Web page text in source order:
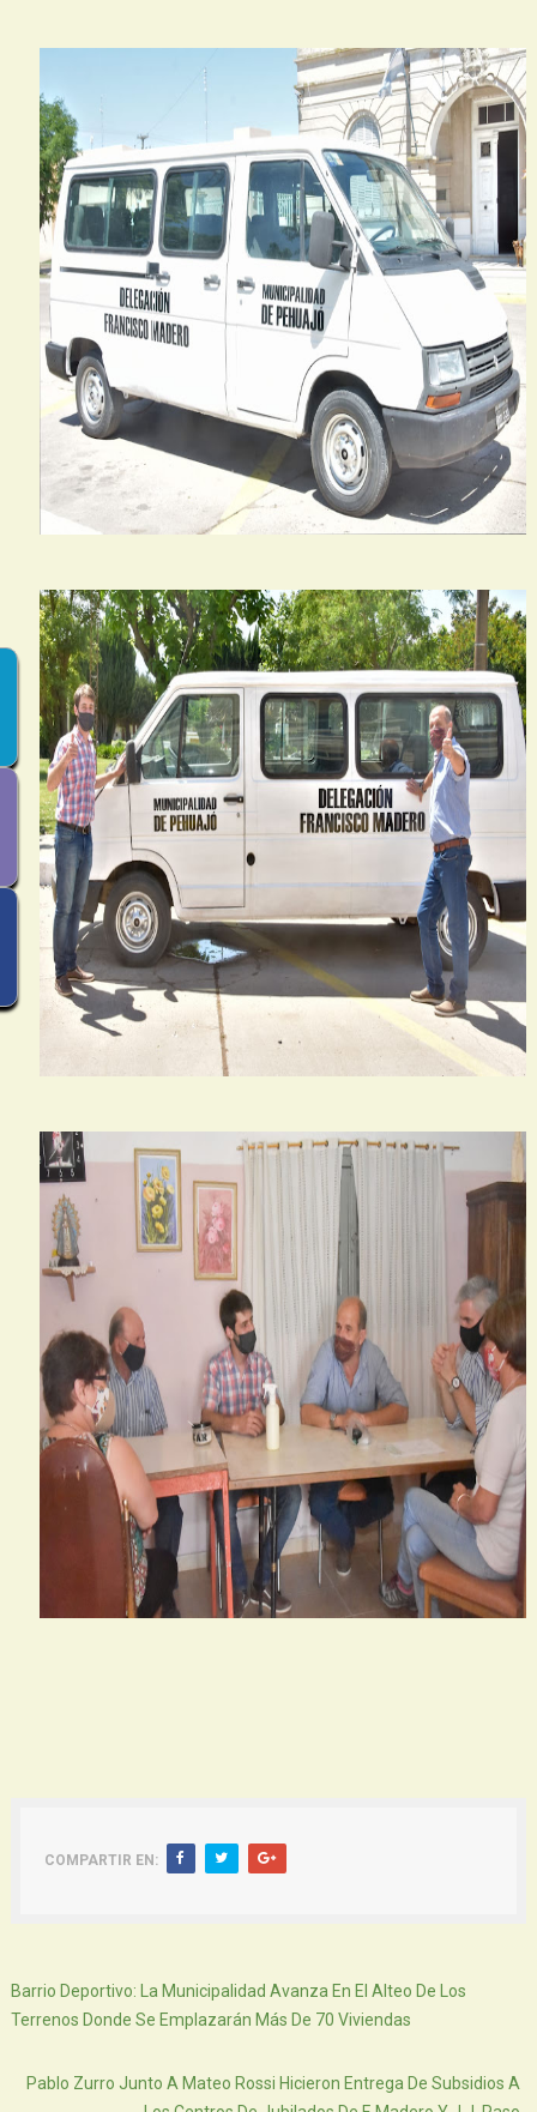
COMPARTIR EN:
Barrio Deportivo: La Municipalidad Avanza En El Alteo De Los
Terrenos Donde Se Emplazarán Más De 70 Viviendas
Pablo Zurro Junto A Mateo Rossi Hicieron Entrega De Subsidios A